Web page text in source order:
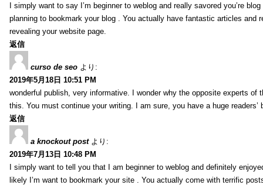
I simply want to say I’m beginner to weblog and really savored you’re
planning to bookmark your blog . You actually have fantastic articles and
revealing your website page.
返信
curso de seo より:
2019年5月18日 10:51 PM
wonderful publish, very informative. I wonder why the opposite experts of
this. You must continue your writing. I am sure, you have a huge readers’
返信
a knockout post より:
2019年7月13日 10:48 PM
I simply want to tell you that I am beginner to weblog and definitely
likely I’m want to bookmark your site . You actually come with terrific